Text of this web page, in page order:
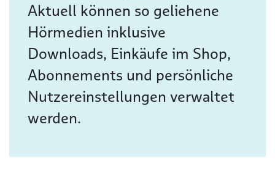
Aktuell können so geliehene
Hörmedien inklusive
Downloads, Einkäufe im Shop,
Abonnements und persönliche
Nutzereinstellungen verwaltet
werden.